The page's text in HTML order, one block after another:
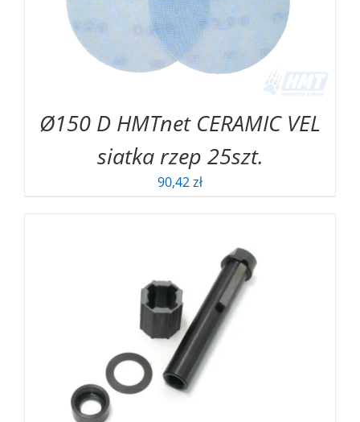
Ø150 D HMTnet CERAMIC VEL
siatka rzep 25szt.
90,42zł